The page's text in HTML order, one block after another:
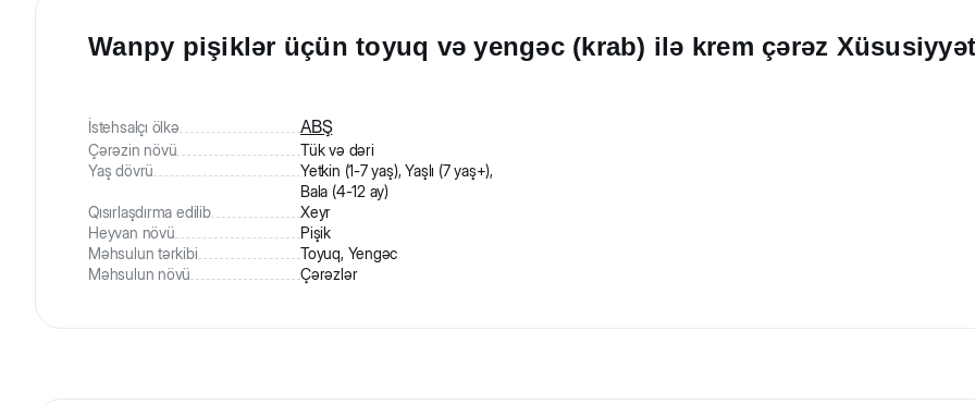
Wanpy pişiklər üçün toyuq və yengəc (krab) ilə krem çərəz
İstehsalçı ölkə ABŞ
Çərəzin növü
Tük və dəri
Yaş dövrü
Yetkin (1-7 yaş), Yaşlı (7 yaş+),
Bala (4-12 ay)
Qısırlaşdırma edilib
Xeyr
Heyvan növü
Pişik
Məhsulun tərkibi
Toyuq, Yengəc
Məhsulun növü
Çərəzlər